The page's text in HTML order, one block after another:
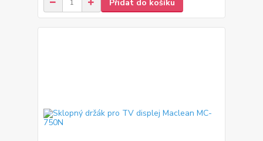
Přidat do košíku